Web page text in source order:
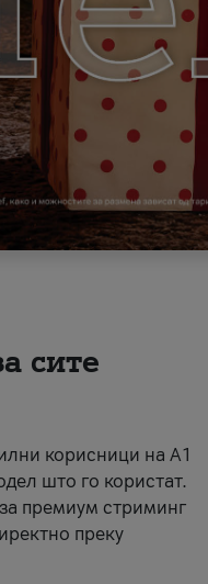
сите
корисници на A1
што го користат.
премиум стриминг
преку